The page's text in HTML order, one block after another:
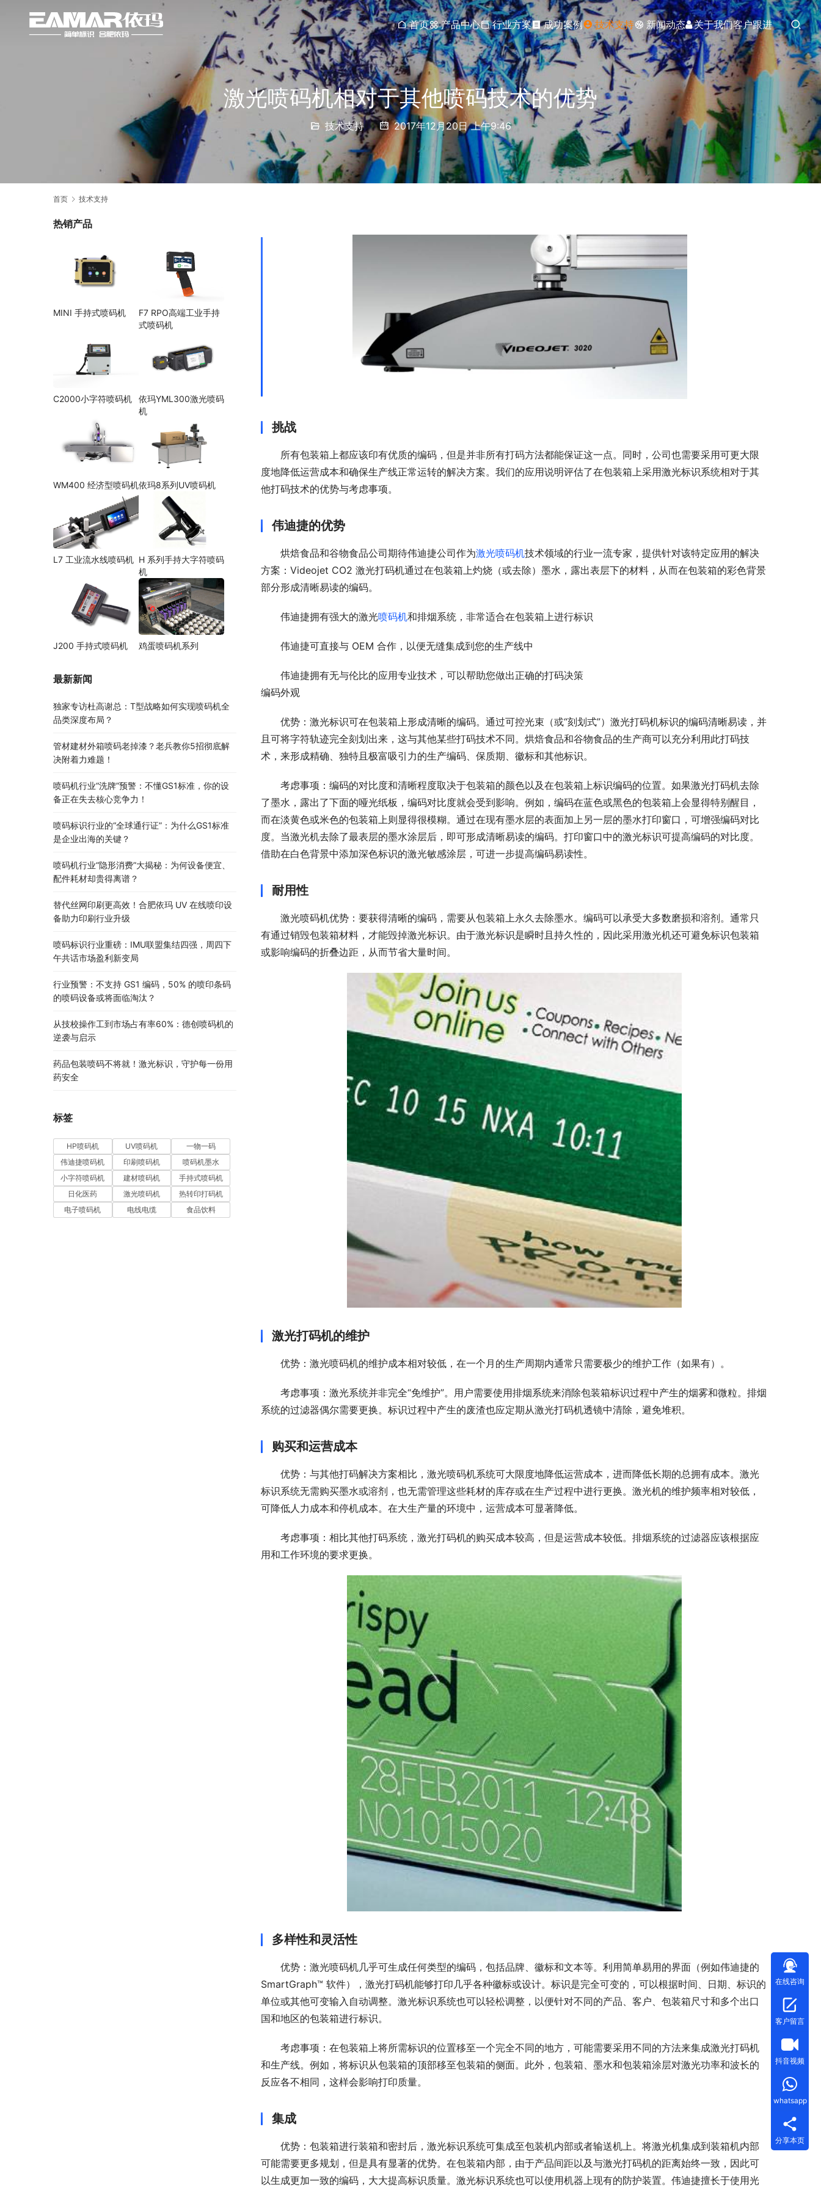
首页 产品中心 行业方案 成功案例 技术支持 新闻动态 关于我们客户跟进
激光喷码机相对于其他喷码技术的优势
技术支持 2017年12月20日 上午9:46
首页 技术支持
挑战
所有包装箱上都应该印有优质的编码，但是并非所有打码方法都能保证这一点。同时，公司也需要采用可更大限
度地降低运营成本和确保生产线正常运转的解决方案。我们的应用说明评估了在包装箱上采用激光标识系统相对于其
他打码技术的优势与考虑事项。
伟迪捷的优势
烘焙食品和谷物食品公司期待伟迪捷公司作为激光喷码机技术领域的行业一流专家，提供针对该特定应用的解决
方案：Videojet CO2 激光打码机通过在包装箱上灼烧（或去除）墨水，露出表层下的材料，从而在包装箱的彩色背景
部分形成清晰易读的编码。
伟迪捷拥有强大的激光喷码机和排烟系统，非常适合在包装箱上进行标识
伟迪捷可直接与 OEM 合作，以便无缝集成到您的生产线中
伟迪捷拥有无与伦比的应用专业技术，可以帮助您做出正确的打码决策
编码外观
优势：激光标识可在包装箱上形成清晰的编码。通过可控光束（或“刻划式”）激光打码机标识的编码清晰易读，并
且可将字符轨迹完全刻划出来，这与其他某些打码技术不同。烘焙食品和谷物食品的生产商可以充分利用此打码技
术，来形成精确、独特且极富吸引力的生产编码、保质期、徽标和其他标识。
考虑事项：编码的对比度和清晰程度取决于包装箱的颜色以及在包装箱上标识编码的位置。如果激光打码机去除
了墨水，露出了下面的哑光纸板，编码对比度就会受到影响。例如，编码在蓝色或黑色的包装箱上会显得特别醒目，
而在淡黄色或米色的包装箱上则显得很模糊。通过在现有墨水层的表面加上另一层的墨水打印窗口，可增强编码对比
度。当激光机去除了最表层的墨水涂层后，即可形成清晰易读的编码。打印窗口中的激光标识可提高编码的对比度。
借助在白色背景中添加深色标识的激光敏感涂层，可进一步提高编码易读性。
耐用性
激光喷码机优势：要获得清晰的编码，需要从包装箱上永久去除墨水。编码可以承受大多数磨损和溶剂。通常只
有通过销毁包装箱材料，才能毁掉激光标识。由于激光标识是瞬时且持久性的，因此采用激光机还可避免标识包装箱
或影响编码的折叠边距，从而节省大量时间。
激光打码机的维护
优势：激光喷码机的维护成本相对较低，在一个月的生产周期内通常只需要极少的维护工作（如果有）。
考虑事项：激光系统并非完全“免维护”。用户需要使用排烟系统来消除包装箱标识过程中产生的烟雾和微粒。排烟
系统的过滤器偶尔需要更换。标识过程中产生的废渣也应定期从激光打码机透镜中清除，避免堆积。
购买和运营成本
优势：与其他打码解决方案相比，激光喷码机系统可大限度地降低运营成本，进而降低长期的总拥有成本。激光
标识系统无需购买墨水或溶剂，也无需管理这些耗材的库存或在生产过程中进行更换。激光机的维护频率相对较低，
可降低人力成本和停机成本。在大生产量的环境中，运营成本可显著降低。
考虑事项：相比其他打码系统，激光打码机的购买成本较高，但是运营成本较低。排烟系统的过滤器应该根据应
用和工作环境的要求更换。
多样性和灵活性
优势：激光喷码机几乎可生成任何类型的编码，包括品牌、徽标和文本等。利用简单易用的界面（例如伟迪捷的
SmartGraph™ 软件），激光打码机能够打印几乎各种徽标或设计。标识是完全可变的，可以根据时间、日期、标识的
单位或其他可变输入自动调整。激光标识系统也可以轻松调整，以便针对不同的产品、客户、包装箱尺寸和多个出口
国和地区的包装箱进行标识。
考虑事项：在包装箱上将所需标识的位置移至一个完全不同的地方，可能需要采用不同的方法来集成激光打码机
和生产线。例如，将标识从包装箱的顶部移至包装箱的侧面。此外，包装箱、墨水和包装箱涂层对激光功率和波长的
反应各不相同，这样会影响打印质量。
集成
优势：包装箱进行装箱和密封后，激光标识系统可集成至包装机内部或者输送机上。将激光机集成到装箱机内部
可能需要更多规划，但是具有显著的优势。在包装箱内部，由于产品间距以及与激光打码机的距离始终一致，因此可
以生成更加一致的编码，大大提高标识质量。激光标识系统也可以使用机器上现有的防护装置。伟迪捷擅长于使用光
热销产品
MINI 手持式喷码机
F7 RPO高端工业手持
式喷码机
C2000小字符喷码机
依玛YML300激光喷码
机
WM400 经济型喷码机依玛8系列UV喷码机
L7 工业流水线喷码机 H 系列手持大字符喷码
机
J200 手持式喷码机 鸡蛋喷码机系列
最新新闻
独家专访杜高谢总：T型战略如何实现喷码机全
品类深度布局？
管材建材外箱喷码老掉漆？老兵教你5招彻底解
决附着力难题！
喷码机行业“洗牌”预警：不懂GS1标准，你的设
备正在失去核心竞争力！
喷码标识行业的“全球通行证”：为什么GS1标准
是企业出海的关键？
喷码机行业“隐形消费”大揭秘：为何设备便宜、
配件耗材却贵得离谱？
替代丝网印刷更高效！合肥依玛 UV 在线喷印设
备助力印刷行业升级
喷码标识行业重磅：IMU联盟集结四强，周四下
午共话市场盈利新变局
行业预警：不支持 GS1 编码，50% 的喷印条码
的喷码设备或将面临淘汰？
从技校操作工到市场占有率60%：德创喷码机的
逆袭与启示
药品包装喷码不将就！激光标识，守护每一份用
药安全
标签
HP喷码机 UV喷码机
一物一码
伟迪捷喷码机
印刷喷码机
喷码机墨水
小字符喷码机
建材喷码机
手持式喷码机
日化医药
激光喷码机
热转印打码机
电子喷码机
电线电缆 食品饮料
在线咨询
客户留言
抖音视频
whatsapp
分享本页